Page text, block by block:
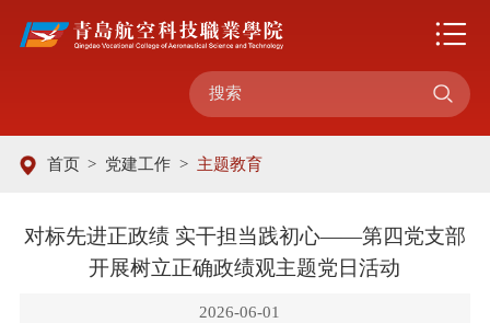

首页 > 党建工作 > 主题教育
对标先进正政绩 实干担当践初心——第四党支部
开展树立正确政绩观主题党日活动
2026-06-01